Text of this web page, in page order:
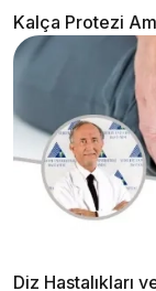
Kalça Protezi
Diz Hastalıkları